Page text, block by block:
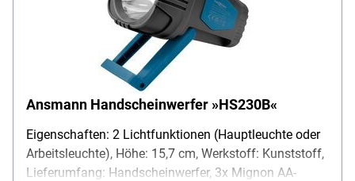
Ansmann Handscheinwerfer »HS230B«
Eigenschaften: 2 Lichtfunktionen (Hauptleuchte oder
Arbeitsleuchte), Höhe: 15,7 cm, Werkstoff: Kunststoff,
Lieferumfang: Handscheinwerfer, 3x Mignon AA-